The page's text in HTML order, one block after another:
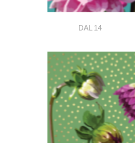
DAL 14